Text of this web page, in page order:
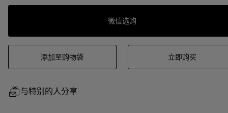
微信选购
添加至购物袋 立即购买
与特别的人分享